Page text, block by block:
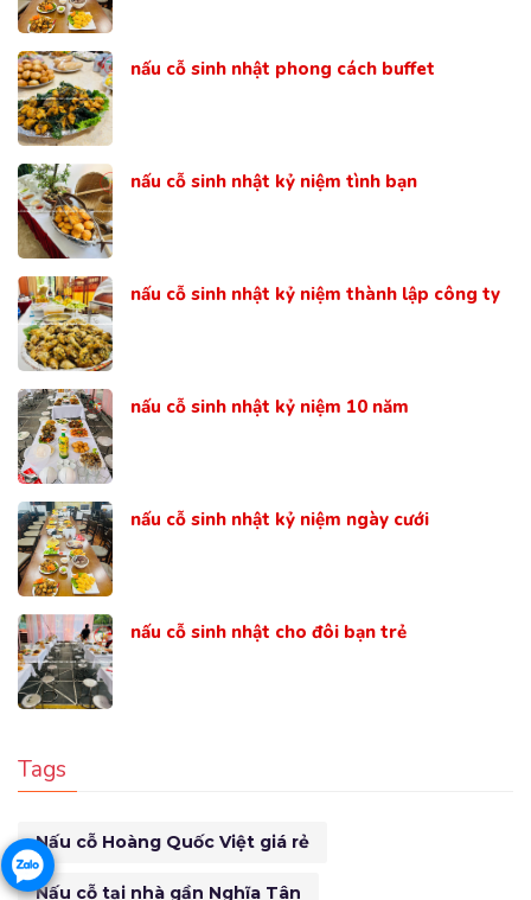
nấu cỗ sinh nhật phong cách buffet
nấu cỗ sinh nhật kỷ niệm tình bạn
nấu cỗ sinh nhật kỷ niệm thành lập công ty
nấu cỗ sinh nhật kỷ niệm 10 năm
nấu cỗ sinh nhật kỷ niệm ngày cưới
nấu cỗ sinh nhật cho đôi bạn trẻ
Tags
Nấu cỗ Hoàng Quốc Việt giá rẻ
Nấu cỗ tại nhà gần Nghĩa Tân